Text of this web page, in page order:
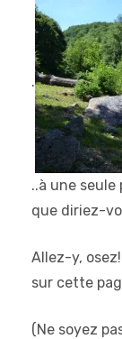
.
..à une
que diriez-
Allez-y,
sur cette
(Ne soyez